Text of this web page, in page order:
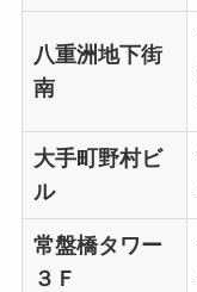
八重洲地下街
南
大手町野村ビ
ル
常盤橋タワー
３Ｆ